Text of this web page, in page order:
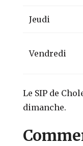
Jeudi
Vendredi
Le SIP de
dimanche.